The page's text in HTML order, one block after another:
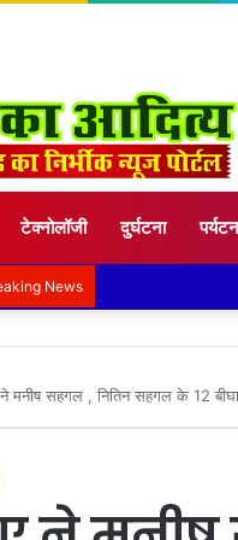
टेक्नोलॉजी दुर्घटना पर्यटन
News
मनीष सहगल , नितिन सहगल के 12 बीघा